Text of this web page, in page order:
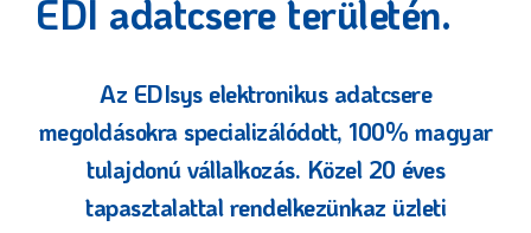
EDI adatcsere területén.
Az EDIsys elektronikus adatcsere
megoldásokra specializálódott, 100% magyar
tulajdonú vállalkozás. Közel 20 éves
tapasztalattal rendelkezünkaz üzleti